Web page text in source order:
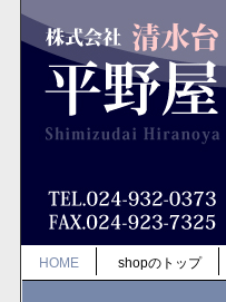
HOME shopのトップ